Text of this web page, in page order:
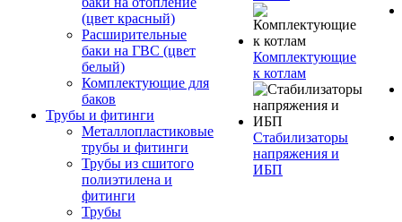
(цвет красный)
Расширительные
баки на ГВС (цвет
белый)
Комплектующие для
баков
Трубы и фитинги
Металлопластиковые
трубы и фитинги
Трубы из сшитого
полиэтилена и
фитинги
Трубы
Комплектующие
к котлам
Стабилизаторы
напряжения и
ИБП